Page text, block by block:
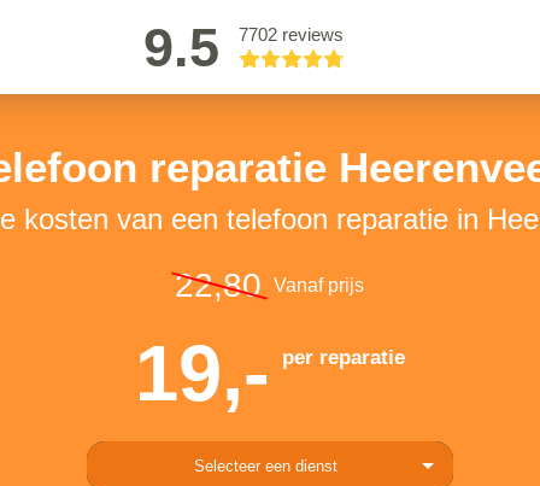
9.5 7702 reviews
reparatie
kosten van een telefoon reparatie in
22,80 Vanaf prijs
19,- per reparatie
Selecteer een dienst